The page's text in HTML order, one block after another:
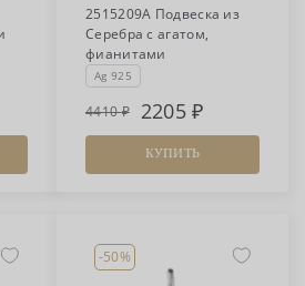
2515209А Подвеска из
Серебра с агатом,
фианитами
Ag 925
4410 2205
КУПИТЬ
-50%